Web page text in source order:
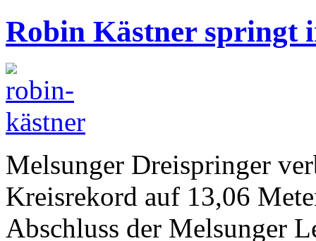
Robin Kästner springt
Melsunger Dreispringer
Kreisrekord auf 13,06
Abschluss der Melsunger